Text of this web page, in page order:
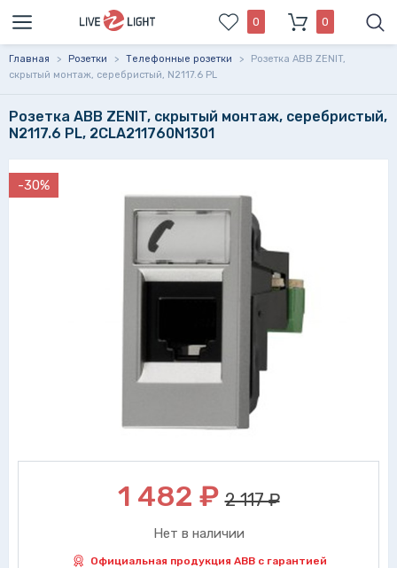
0 0
Главная > Розетки > Телефонные розетки >
Розетка ABB ZENIT,
скрытый монтаж, серебристый, N2117.6 PL
Розетка ABB ZENIT, скрытый монтаж, серебристый,
N2117.6 PL, 2CLA211760N1301
-30%
1 482 ₽ 2 117 ₽
Нет в наличии
Официальная продукция ABB с гарантией